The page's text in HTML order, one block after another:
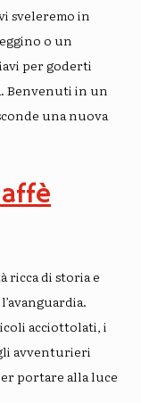
sveleremo in
o un
per goderti
Benvenuti in un
una nuova
ricca di storia e
acciottolati, i
avventurieri
portare alla luce